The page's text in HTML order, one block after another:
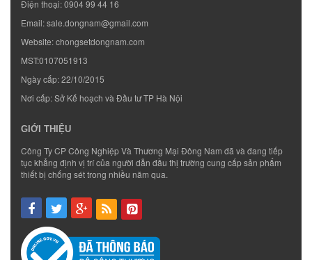
Điện thoại:0904 99 44 16
Email:sale.dongnam@gmail.com
Website:chongsetdongnam.com
MST:0107051913
Ngày cấp: 22/10/2015
Nơi cấp: Sở Kế hoạch và Đầu tư TP Hà Nội
GIỚI THIỆU
Công Ty CP Công Nghiệp Và Thương Mại Đông Nam đã và đang tiếp
tục khẳng định vị trí của người dẫn đầu thị trường cung cấp sản phẩm
thiết bị chống sét trong nhiều năm qua.